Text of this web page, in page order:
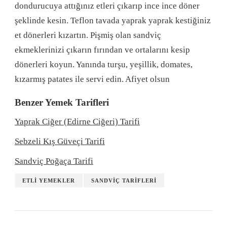
dondurucuya attığınız etleri çıkarıp ince ince döner
şeklinde kesin. Teflon tavada yaprak yaprak kestiğiniz
et dönerleri kızartın. Pişmiş olan sandviç
ekmeklerinizi çıkarın fırından ve ortalarını kesip
dönerleri koyun. Yanında turşu, yeşillik, domates,
kızarmış patates ile servi edin. Afiyet olsun
Benzer Yemek Tarifleri
Yaprak Ciğer (Edirne Ciğeri) Tarifi
Sebzeli Kış Güveçi Tarifi
Sandviç Poğaça Tarifi
ETLI YEMEKLER SANDVIÇ TARIFLERI